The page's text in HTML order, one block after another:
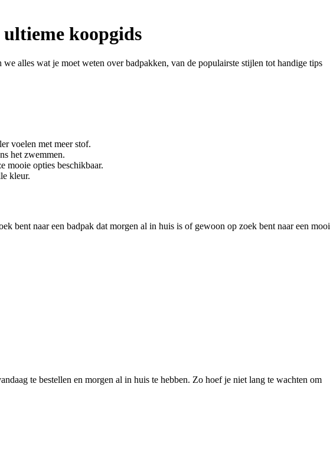
koopgids
alles wat je moet weten over badpakken, van de populairste stijlen tot handige tips
voelen met meer stof.
het zwemmen.
mooie opties beschikbaar.
kleur.
bent naar een badpak dat morgen al in huis is of gewoon op zoek bent naar een mooi
te bestellen en morgen al in huis te hebben. Zo hoef je niet lang te wachten om